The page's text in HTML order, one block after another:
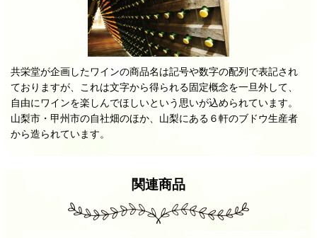
共栄堂が企画したワインの商品名は記号や数字の配列で表記され
ておりますが、これは文字から得られる固定概念を一旦外して、
自由にワインを楽しんでほしいという思いが込められています。
山梨市・甲州市の自社畑のほか、山梨にある６軒のブドウ生産者
から造られています。
関連商品